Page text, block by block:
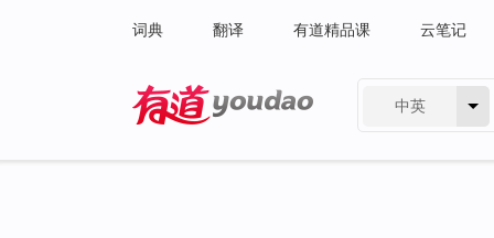
词典 翻译 有道精品课 云笔记
中英